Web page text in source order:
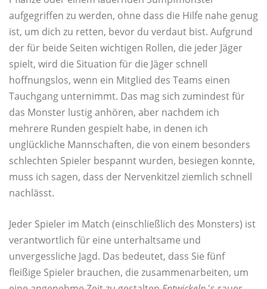
aufgegriffen zu werden, ohne dass die Hilfe nahe genug
ist, um dich zu retten, bevor du verdaut bist. Aufgrund
der für beide Seiten wichtigen Rollen, die jeder Jäger
spielt, wird die Situation für die Jäger schnell
hoffnungslos, wenn ein Mitglied des Teams einen
Tauchgang unternimmt. Das mag sich zumindest für
das Monster lustig anhören, aber nachdem ich
mehrere Runden gespielt habe, in denen ich
unglückliche Mannschaften, die von einem besonders
schlechten Spieler bespannt wurden, besiegen konnte,
muss ich sagen, dass der Nervenkitzel ziemlich schnell
nachlässt.
Jeder Spieler im Match (einschließlich des Monsters) ist
verantwortlich für eine unterhaltsame und
unvergessliche Jagd. Das bedeutet, dass Sie fünf
fleißige Spieler brauchen, die zusammenarbeiten, um